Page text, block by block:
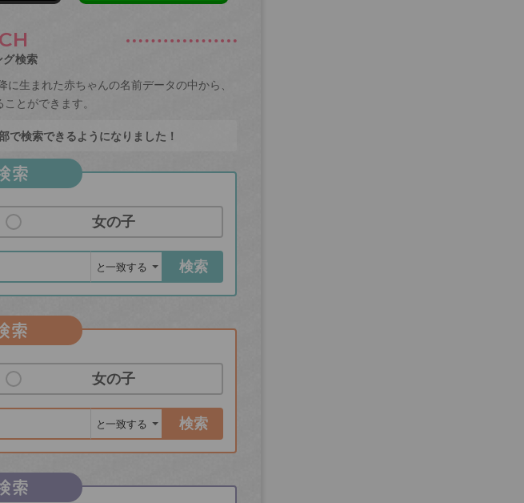
グ検索
生まれた赤ちゃんの名前データの中から、
とができます。
で検索できるようになりました！
索
女の子
検索
索
女の子
検索
索